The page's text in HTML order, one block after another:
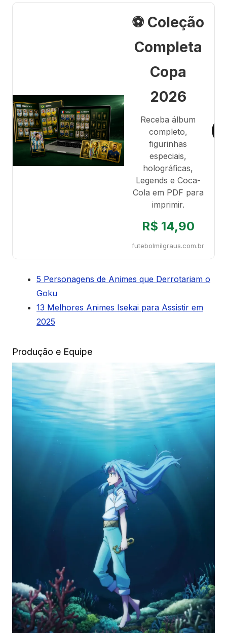
⚽ Coleção
Completa
Copa
2026
Receba álbum
completo,
figurinhas
especiais,
holográficas,
Legends e Coca-
Cola em PDF para
imprimir.
R$ 14,90
futebolmilgraus.com.br
5 Personagens de Animes que Derrotariam o
Goku
13 Melhores Animes Isekai para Assistir em
2025
Produção e Equipe